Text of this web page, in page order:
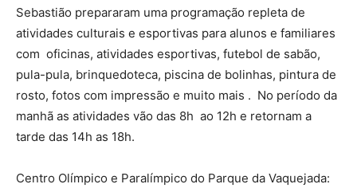
Sebastião prepararam uma programação repleta de
atividades culturais e esportivas para alunos e familiares
com oficinas, atividades esportivas, futebol de sabão,
pula-pula, brinquedoteca, piscina de bolinhas, pintura de
rosto, fotos com impressão e muito mais . No período da
manhã as atividades vão das 8h ao 12h e retornam a
tarde das 14h as 18h.
Centro Olímpico e Paralímpico do Parque da Vaquejada: